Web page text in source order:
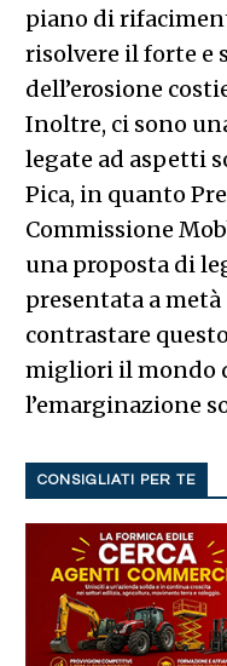
piano di
risolvere il forte e
dell’erosione
Inoltre, ci sono
legate ad aspetti
Pica, in quanto
Commissione
una proposta di
presentata a
contrastare
migliori il mondo
l’emarginazione
CONSIGLIATI PER TE